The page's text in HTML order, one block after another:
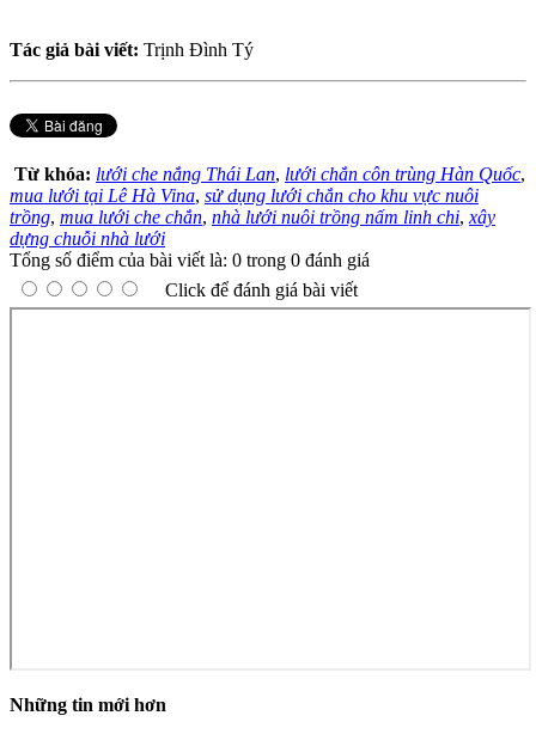
Tác giả bài viết: Trịnh Đình Tý
Từ khóa: lưới che nắng Thái Lan, lưới chắn côn trùng Hàn Quốc,
mua lưới tại Lê Hà Vina, sử dụng lưới chắn cho khu vực nuôi
trồng, mua lưới che chắn, nhà lưới nuôi trồng nấm linh chi, xây
dựng chuỗi nhà lưới
Tổng số điểm của bài viết là: 0 trong 0 đánh giá
Click để đánh giá bài viết
Những tin mới hơn